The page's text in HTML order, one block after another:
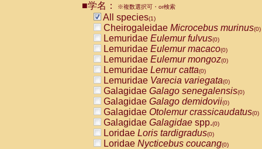
■学名： ※複数選択可・or検索
All species(1)
Cheirogaleidae Microcebus murinus(0)
Lemuridae Eulemur fulvus(0)
Lemuridae Eulemur macaco(0)
Lemuridae Eulemur mongoz(0)
Lemuridae Lemur catta(0)
Lemuridae Varecia variegata(0)
Galagidae Galago senegalensis(0)
Galagidae Galago demidovii(0)
Galagidae Otolemur crassicaudatus(0)
Galagidae Galagidae spp.(0)
Loridae Loris tardigradus(0)
Loridae Nycticebus coucang(0)